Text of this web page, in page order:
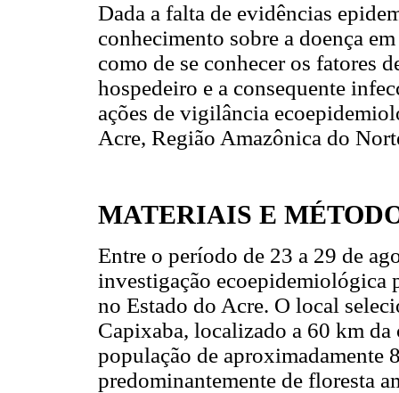
Dada a falta de evidências
conhecimento sobre a doença
como de se conhecer os fatores
hospedeiro e a consequente
ações de vigilância
Acre, Região Amazônica do
MATERIAIS E
Entre o período de 23 a 29 de
investigação ecoepidemiológica
no Estado do Acre. O local
Capixaba, localizado a 60 km
população de aproximadamente
predominantemente de floresta